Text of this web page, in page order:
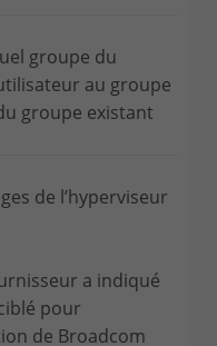
groupe du
au groupe
groupe existant
de l’hyperviseur
a indiqué
pour
de Broadcom